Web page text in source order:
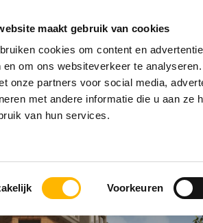
maakt gebruik van cookies
cookies om content en
en om ons websiteverkeer te
onze partners voor social media,
met andere informatie die u aan ze
van hun services.
Voorkeuren